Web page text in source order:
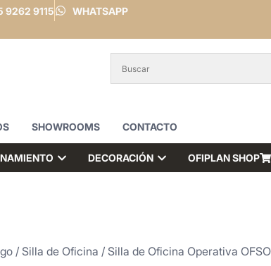
9262 9115 WHATSAPP
SHOWROOMS CONTACTO
DECORACIÓN OFIPLAN SHOP
/ Silla de Oficina / Silla de Oficina Operativa